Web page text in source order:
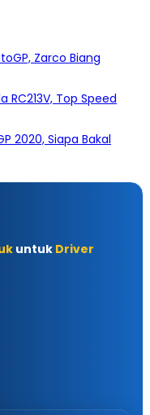
Zarco Biang
Top Speed
2020, Siapa Bakal
untuk Driver